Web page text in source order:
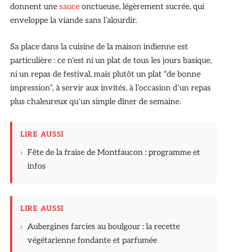
donnent une sauce onctueuse, légèrement sucrée, qui
enveloppe la viande sans l’alourdir.
Sa place dans la cuisine de la maison indienne est
particulière : ce n’est ni un plat de tous les jours basique,
ni un repas de festival, mais plutôt un plat “de bonne
impression”, à servir aux invités, à l’occasion d’un repas
plus chaleureux qu’un simple dîner de semaine.
LIRE AUSSI
› Fête de la fraise de Montfaucon : programme et
infos
LIRE AUSSI
› Aubergines farcies au boulgour : la recette
végétarienne fondante et parfumée